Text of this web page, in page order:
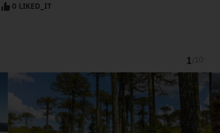
0 LIKED_IT
1